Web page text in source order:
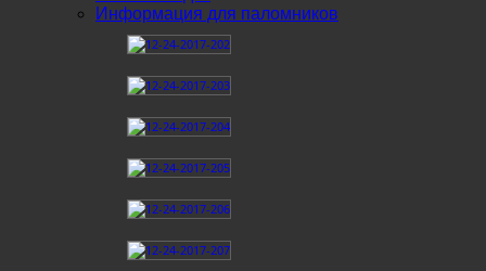
Информация для паломников